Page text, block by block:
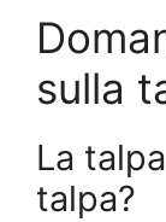
sulla
La
talpa?